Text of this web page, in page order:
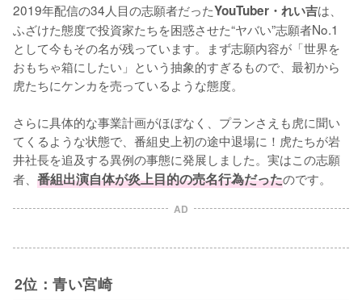
2019年配信の34人目の志願者だったYouTuber・れい吉は、
ふざけた態度で投資家たちを困惑させた“ヤバい”志願者No.1
として今もその名が残っています。まず志願内容が「世界を
おもちゃ箱にしたい」という抽象的すぎるもので、最初から
虎たちにケンカを売っているような態度。
さらに具体的な事業計画がほぼなく、プランさえも虎に聞い
てくるような状態で、番組史上初の途中退場に！虎たちが岩
井社長を追及する異例の事態に発展しました。実はこの志願
者、 番組出演自体が炎上目的の売名行為だったのです。
AD
2位：青い宮崎